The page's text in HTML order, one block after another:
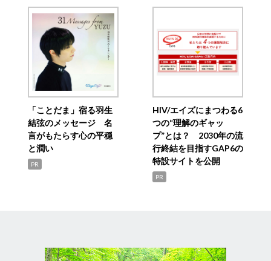
「ことだま」宿る羽生
結弦のメッセージ 名
言がもたらす心の平穏
と潤い
PR
HIV/エイズにまつわる6
つの“理解のギャッ
プ”とは？ 2030年の流
行終結を目指すGAP6の
特設サイトを公開
PR